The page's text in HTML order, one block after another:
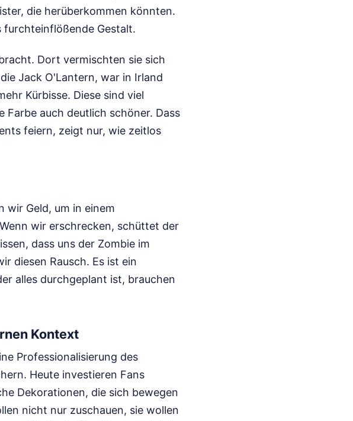
die herüberkommen könnten.
furchteinflößende Gestalt.
Dort vermischten sie sich
Jack O'Lantern, war in Irland
Kürbisse. Diese sind viel
auch deutlich schöner. Dass
feiern, zeigt nur, wie zeitlos
wir Geld, um in einem
wir erschrecken, schüttet der
dass uns der Zombie im
diesen Rausch. Es ist ein
alles durchgeplant ist, brauchen
Kontext
Professionalisierung des
Heute investieren Fans
Dekorationen, die sich bewegen
nicht nur zuschauen, sie wollen